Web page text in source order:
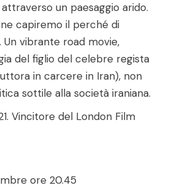
un paesaggio arido.
capiremo il perché di
Un vibrante road movie,
del figlio del celebre regista
in carcere in Iran), non
sottile alla società iraniana.
Vincitore del London Film
ore 20.45